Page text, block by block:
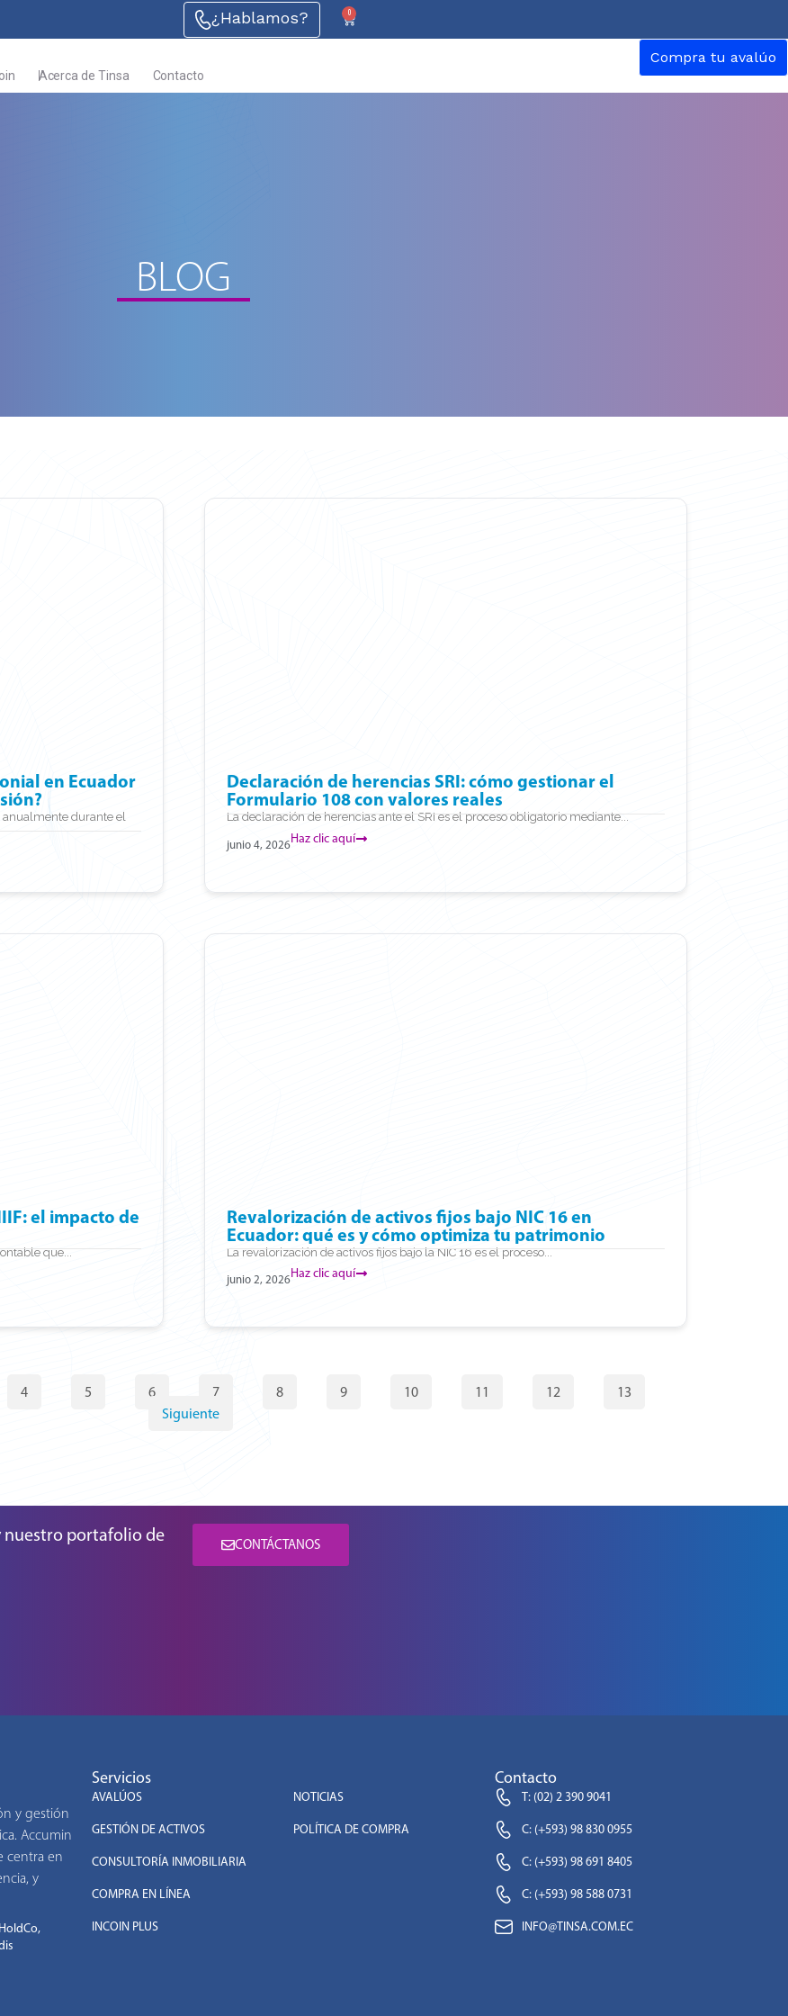
¿Hablamos? 0
Acerca de Tinsa Contacto
Compra tu avalúo
BLOG
en Ecuador
anualmente durante el
Declaración de herencias SRI: cómo gestionar el
Formulario 108 con valores reales
La declaración de herencias ante el SRI es el proceso obligatorio mediante...
junio 4, 2026Haz clic aquí
el impacto de
que...
Revalorización de activos fijos bajo NIC 16 en
Ecuador: qué es y cómo optimiza tu patrimonio
La revalorización de activos fijos bajo la NIC 16 es el proceso...
junio 2, 2026Haz clic aquí
4 5 6 7 8 9 10 11 12
13
Siguiente
nuestro portafolio de
CONTÁCTANOS
y gestión
Accumin
centra en
y
Servicios
AVALÚOS
GESTIÓN DE ACTIVOS
CONSULTORÍA INMOBILIARIA
COMPRA EN LÍNEA
INCOIN PLUS
NOTICIAS
POLÍTICA DE COMPRA
Contacto
T: (02) 2 390 9041
C: (+593) 98 830 0955
C: (+593) 98 691 8405
C: (+593) 98 588 0731
INFO@TINSA.COM.EC